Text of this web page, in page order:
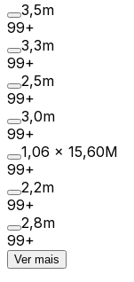
3,5m
99+
3,3m
99+
2,5m
99+
3,0m
99+
1,06 x 15,60M
99+
2,2m
99+
2,8m
99+
Ver mais